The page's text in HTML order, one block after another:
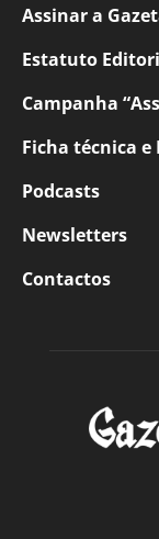
Assinar a
Estatuto
Campanha
Ficha técnica
Podcasts
Newsletters
Contactos